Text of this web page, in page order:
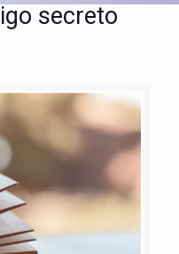
secreto